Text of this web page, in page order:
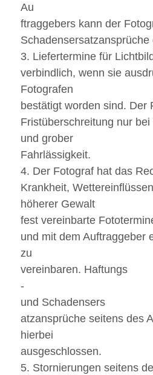
Au
ftraggebers kann der
3. Liefertermine für
verbindlich, wenn sie
Fotografen
bestätigt worden sind. Der
Fristüberschreitung nur bei
und grober
Fahrlässigkeit.
4. Der Fotograf hat das
Krankheit,
höherer Gewalt
fest vereinbarte
und mit dem Auftraggeber
zu
vereinbaren. Haftungs
-
und Schadensers
atzansprüche seitens des
hierbei
ausgeschlossen.
5. Stornierungen seitens